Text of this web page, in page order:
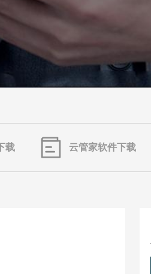
载 云管家软件下载